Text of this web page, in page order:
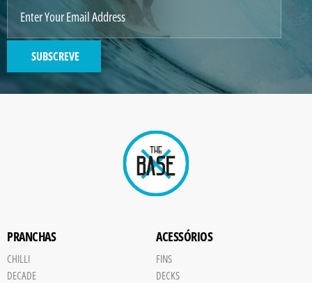
GENERATED
IMAGE
Paint
SUBSCREVE
PRANCHAS
CHILLI
DECADE
ACESSÓRIOS
FINS
DECKS